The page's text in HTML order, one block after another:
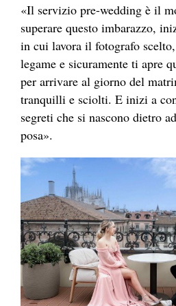
«Il servizio pre-wedding è il
superare questo imbarazzo,
in cui lavora il fotografo
legame e sicuramente ti apre
per arrivare al giorno del
tranquilli e sciolti. E inizi a
segreti che si nascono dietro
posa».